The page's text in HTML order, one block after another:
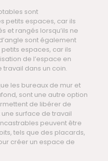
sont
petits espaces, car ils
et rangés lorsqu’ils ne
sont également
espaces, car ils
de l’espace en
dans un coin.
les bureaux de mur et
sont une autre option
de libérer de
surface de travail
peuvent être
tels que des placards,
créer un espace de